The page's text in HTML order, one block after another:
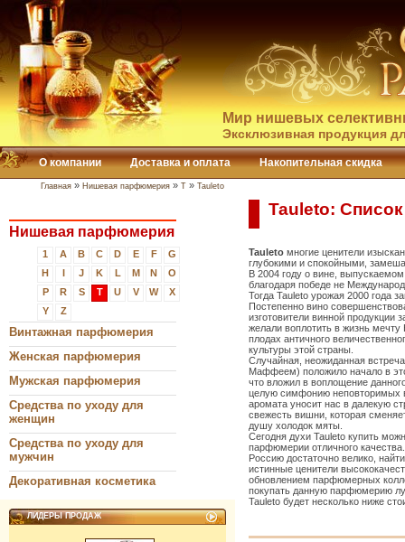
Мир нишевых
Эксклюзивная продукция
О компании Доставка и оплата Накопительная скидка
Главная » Нишевая парфюмерия » T » Tauleto
Нишевая парфюмерия
1 A B C D E F
G
H
I J K L M N
O
P
R S T U V W
X
Y
Z
Винтажная парфюмерия
Женская парфюмерия
Мужская парфюмерия
Средства по уходу для
женщин
Средства по уходу для
мужчин
Декоративная косметика
ЛИДЕРЫ ПРОДАЖ
Tauleto:
Tauleto многие ценители
глубокими и спокойными,
В 2004 году о вине,
благодаря победе не
Тогда Tauleto урожая 2000 года
Постепенно вино
изготовители винной
желали воплотить в жизнь
плодах античного
культуры этой страны.
Случайная, неожиданная
Маффеем) положило начало в
что вложил в воплощение
целую симфонию неповторимых
аромата уносит нас в далекую
свежесть вишни, которая
душу холодок мяты.
Сегодня духи Tauleto купить
парфюмерии отличного
Россию достаточно велико,
истинные ценители
обновлением парфюмерных
покупать данную парфюмерию
Tauleto будет несколько ниже